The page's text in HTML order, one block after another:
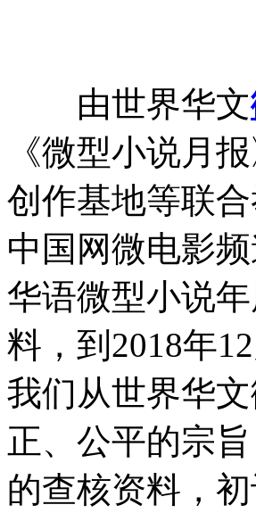
由世界华文
《微型小说月
创作基地等联
中国网微电影
华语微型小说
料，到2018年
我们从世界华
正、公平的宗
的查核资料，